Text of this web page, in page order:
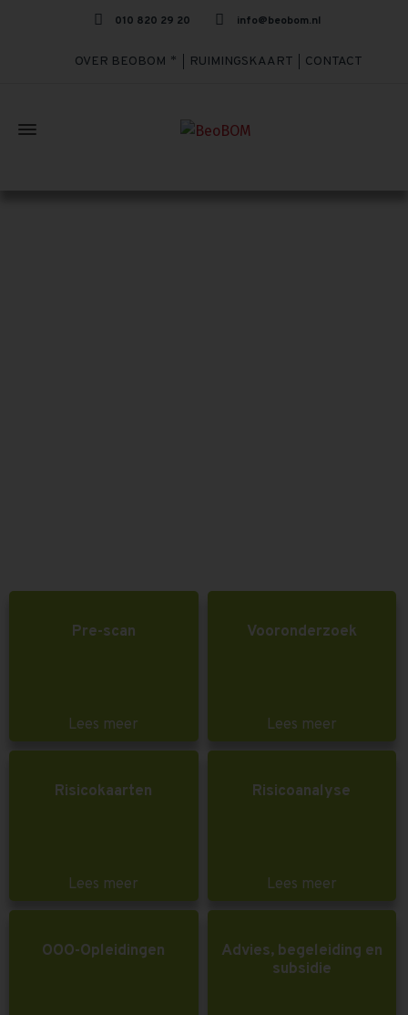
010 820 29 20 info@beobom.nl
OVER BEOBOM RUIMINGSKAART CONTACT
Pre-scan
Lees meer
Vooronderzoek
Lees meer
Risicokaarten
Lees meer
Risicoanalyse
Lees meer
OOO-Opleidingen
Advies, begeleiding en
subsidie